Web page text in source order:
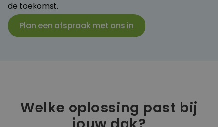
de toekomst.
Plan een afspraak met ons in
Welke oplossing past bij